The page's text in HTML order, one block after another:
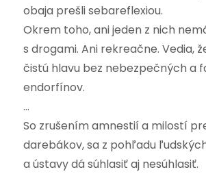
obaja prešli sebareflexiou.
Okrem toho, ani jeden z nich
s drogami. Ani rekreačne. Vedia,
čistú hlavu bez nebezpečných a
endorfínov.
…
So zrušením amnestií a milostí
darebákov, sa z pohľadu
a ústavy dá súhlasiť aj nesúhlasiť.